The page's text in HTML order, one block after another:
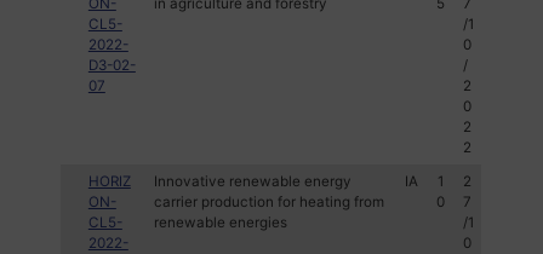
ON-
CL5-
2022-
D3-02-
07
in agriculture and forestry
5
7
/1
0
/
2
0
2
2
HORIZ
ON-
CL5-
2022-
Innovative renewable energy
carrier production for heating from
renewable energies
IA
1
0
2
7
/1
0